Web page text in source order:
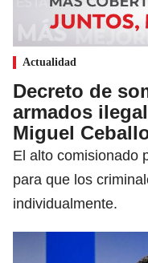
Actualidad
Decreto de
armados
Miguel
El alto comisionado
para que los
individualmente.